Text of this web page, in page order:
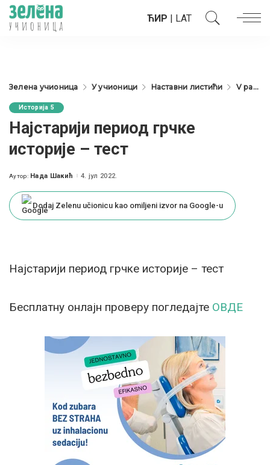
ЋИР | LAT
Зелена учионица У учионици Наставни листићи V разред
Историја 5
Најстарији период грчке
историје – тест
Posted
Аутор: Нада Шакић 4. јул 2022.
Dodaj Zelenu učionicu kao omiljeni izvor na Google-u
Најстарији период грчке историје – тест
Бесплатну онлајн проверу погледајте ОВДЕ